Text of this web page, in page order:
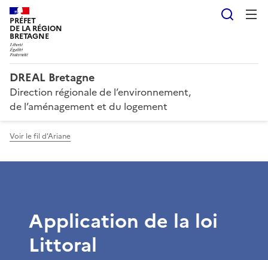
PRÉFET
DE LA RÉGION
BRETAGNE
DREAL Bretagne
Direction régionale de l’environnement,
de l’aménagement et du logement
Voir le fil d'Ariane
Application de la loi
Littoral